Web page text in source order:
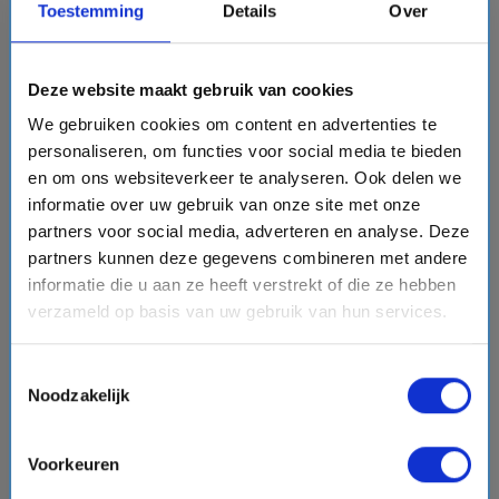
Toestemming Details Over
Deze website maakt gebruik van cookies
We gebruiken cookies om content en advertenties te
personaliseren, om functies voor social media te bieden
en om ons websiteverkeer te analyseren. Ook delen we
informatie over uw gebruik van onze site met onze
partners voor social media, adverteren en analyse. Deze
partners kunnen deze gegevens combineren met andere
informatie die u aan ze heeft verstrekt of die ze hebben
verzameld op basis van uw gebruik van hun services.
Noodzakelijk
Voorkeuren
sell
Cruise inclusief extra's - Free at Sea
#Familiecruises
favorite
chevron_right
Royal Caribbean